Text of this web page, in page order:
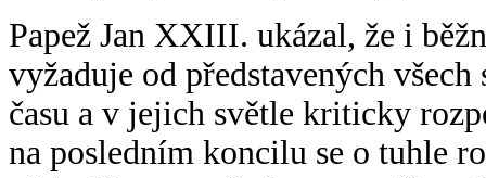
Papež Jan XXIII. ukázal, že i
vyžaduje od představených
času a v jejich světle kriticky
na posledním koncilu se o tuhle